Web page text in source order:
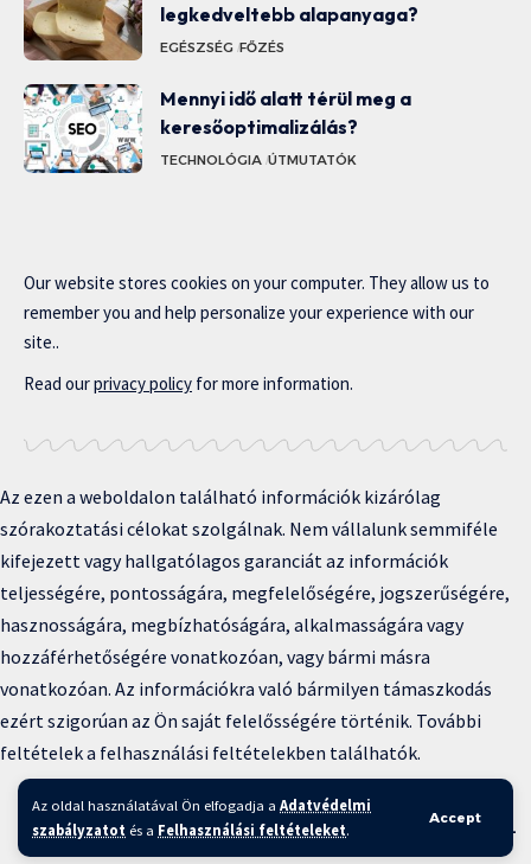
Az oldal használatával Ön elfogadja a Adatvédelmi
szabályzatot és a Felhasználási feltételeket.
Accept
legkedveltebb alapanyaga?
EGÉSZSÉG FŐZÉS
Mennyi idő alatt térül meg a
keresőoptimalizálás?
TECHNOLÓGIA ÚTMUTATÓK
Our website stores cookies on your computer. They allow us to
remember you and help personalize your experience with our
site..
Read ourprivacy policy for more information.
Az ezen a weboldalon található információk kizárólag
szórakoztatási célokat szolgálnak. Nem vállalunk semmiféle
kifejezett vagy hallgatólagos garanciát az információk
teljességére, pontosságára, megfelelőségére, jogszerűségére,
hasznosságára, megbízhatóságára, alkalmasságára vagy
hozzáférhetőségére vonatkozóan, vagy bármi másra
vonatkozóan. Az információkra való bármilyen támaszkodás
ezért szigorúan az Ön saját felelősségére történik. További
feltételek a felhasználási feltételekben találhatók.
Copyright © 2025 BFKH.hu
Felhasználási feltételek –Adatvédelmi irányelvek – Kapcsolat –